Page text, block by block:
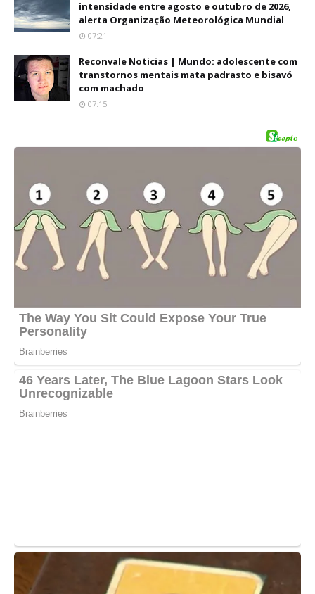
intensidade entre agosto e outubro de 2026,
alerta Organização Meteorológica Mundial
07:21
Reconvale Noticias | Mundo: adolescente com
transtornos mentais mata padrasto e bisavó
com machado
07:15